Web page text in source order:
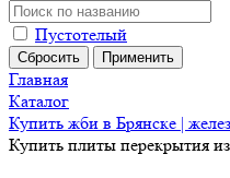
Пустотелый
Главная
Каталог
Купить жби в Брянске |
Купить плиты перекрытия